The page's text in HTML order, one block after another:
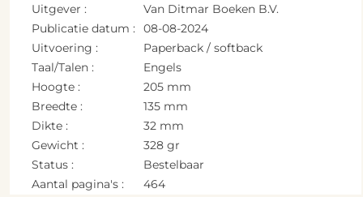
Uitgever :
Van Ditmar Boeken B.V.
Publicatie datum :
08-08-2024
Uitvoering :
Paperback / softback
Taal/Talen :
Engels
Hoogte :
205 mm
Breedte :
135 mm
Dikte :
32 mm
Gewicht :
328 gr
Status :
Bestelbaar
Aantal pagina's :
464